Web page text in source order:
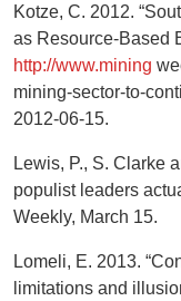
Kotze, C. 2012.
as Resource-Based
http://www.mining
mining-sector-to-
2012-06-15.
Lewis, P., S. Clarke
populist leaders
Weekly, March 15.
Lomeli, E. 2013.
limitations and